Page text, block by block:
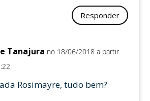
Responder
Tanajura no 18/06/2018 a partir
Rosimayre, tudo bem?